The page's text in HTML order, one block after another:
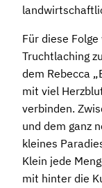
Für diese
Truchtlaching
dem Rebecca
mit viel
verbinden.
und dem ganz
kleines
Klein jede
mit hinter die